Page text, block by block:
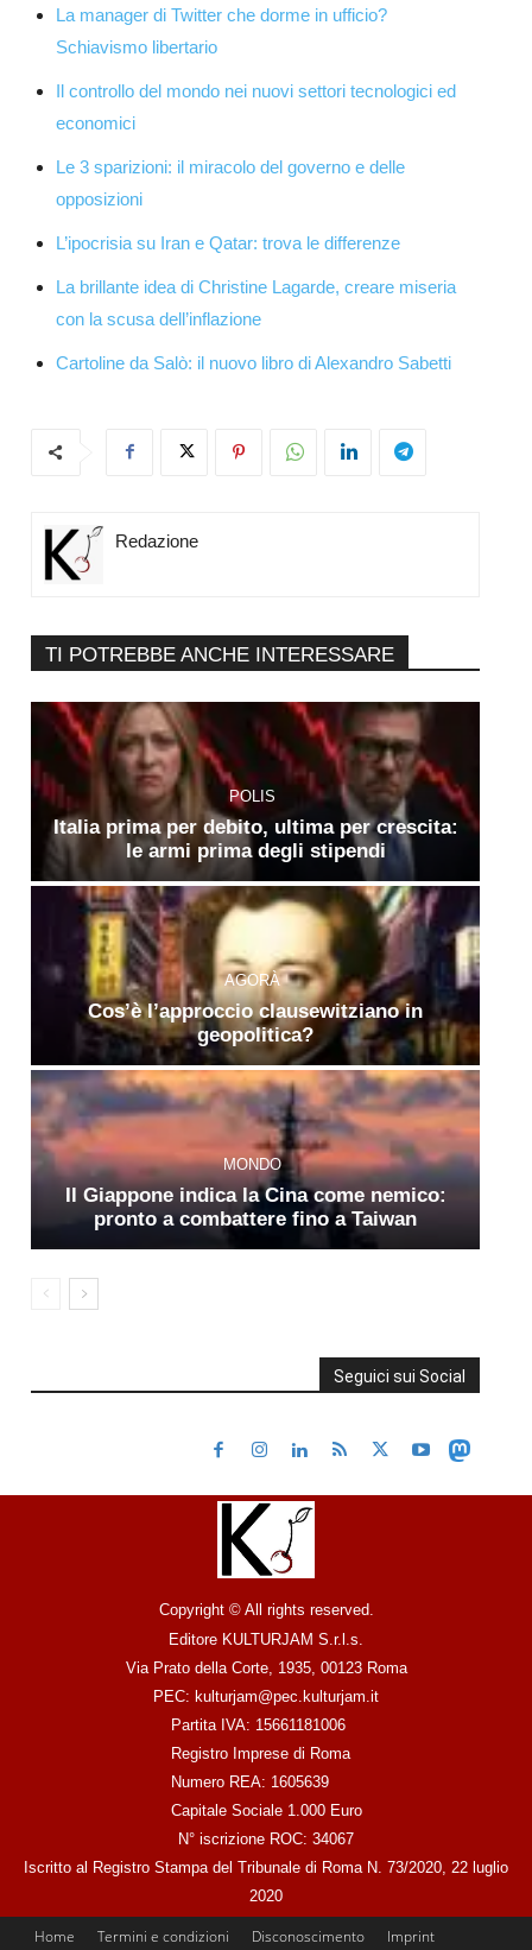
La manager di Twitter che dorme in ufficio?
Schiavismo libertario
Il controllo del mondo nei nuovi settori tecnologici ed
economici
Le 3 sparizioni: il miracolo del governo e delle
opposizioni
L’ipocrisia su Iran e Qatar: trova le differenze
La brillante idea di Christine Lagarde, creare miseria
con la scusa dell’inflazione
Cartoline da Salò: il nuovo libro di Alexandro Sabetti
Redazione
TI POTREBBE ANCHE INTERESSARE
POLIS
Italia prima per debito, ultima per crescita:
le armi prima degli stipendi
AGORÀ
Cos’è l’approccio clausewitziano in
geopolitica?
MONDO
Il Giappone indica la Cina come nemico:
pronto a combattere fino a Taiwan
Seguici sui Social
Copyright © All rights reserved.
Editore KULTURJAM S.r.l.s.
Via Prato della Corte, 1935, 00123 Roma
PEC: kulturjam@pec.kulturjam.it
Partita IVA: 15661181006
Registro Imprese di Roma
Numero REA: 1605639
Capitale Sociale 1.000 Euro
N° iscrizione ROC: 34067
Iscritto al Registro Stampa del Tribunale di Roma N. 73/2020, 22 luglio
2020
Home Termini e condizioni Disconoscimento Imprint